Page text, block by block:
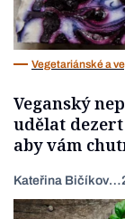
Vegetariánské a
Veganský
udělat
aby vám
Kateřina Bičíková Harudová